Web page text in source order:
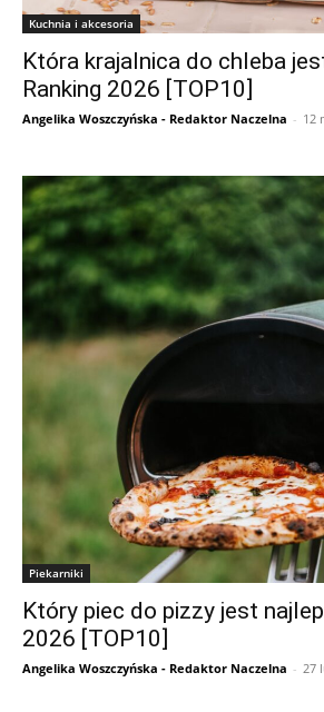
Kuchnia i akcesoria
Która krajalnica do chleba
Ranking 2026 [TOP10]
Angelika Woszczyńska - Redaktor Naczelna - 12
Piekarniki
Który piec do pizzy jest
2026 [TOP10]
Angelika Woszczyńska - Redaktor Naczelna - 27